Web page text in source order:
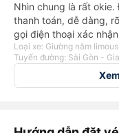
Nhìn chung là rất
thanh toán, dễ dàng,
gọi điện thoại xác
Loại xe: Giường nằm
Tuyến đường: Sài Gòn -